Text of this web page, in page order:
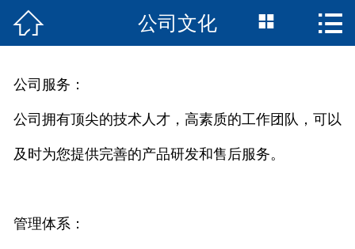
首页
 公司文化  
公司服务：
公司拥有顶尖的技术人才，高素质的工作团队，可以
及时为您提供完善的产品研发和售后服务。
管理体系：